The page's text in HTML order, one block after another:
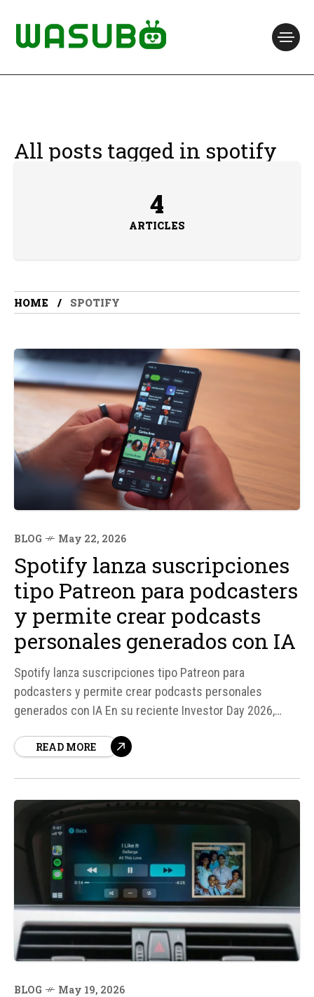
All posts tagged in spotify
4
ARTICLES
HOME SPOTIFY
BLOG May 22, 2026
Spotify lanza suscripciones
tipo Patreon para podcasters
y permite crear podcasts
personales generados con IA
Spotify lanza suscripciones tipo Patreon para
podcasters y permite crear podcasts personales
generados con IA En su reciente Investor Day 2026,
refuerzan su posición como plataforma de contenido
episodios...
READ MORE
BLOG May 19, 2026